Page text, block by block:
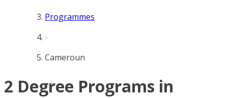
Programmes
Cameroun
2 Degree Programs in